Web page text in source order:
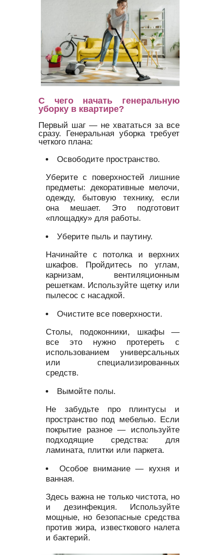
С чего начать генеральную
уборку в квартире?
Первый шаг — не хвататься за все
сразу. Генеральная уборка требует
четкого плана:
Освободите пространство.
Уберите с поверхностей лишние
предметы: декоративные мелочи,
одежду, бытовую технику, если
она мешает. Это подготовит
«площадку» для работы.
Уберите пыль и паутину.
Начинайте с потолка и верхних
шкафов. Пройдитесь по углам,
карнизам, вентиляционным
решеткам. Используйте щетку или
пылесос с насадкой.
Очистите все поверхности.
Столы, подоконники, шкафы —
все это нужно протереть с
использованием универсальных
или специализированных
средств.
Вымойте полы.
Не забудьте про плинтусы и
пространство под мебелью. Если
покрытие разное — используйте
подходящие средства: для
ламината, плитки или паркета.
Особое внимание — кухня и
ванная.
Здесь важна не только чистота, но
и дезинфекция. Используйте
мощные, но безопасные средства
против жира, известкового налета
и бактерий.